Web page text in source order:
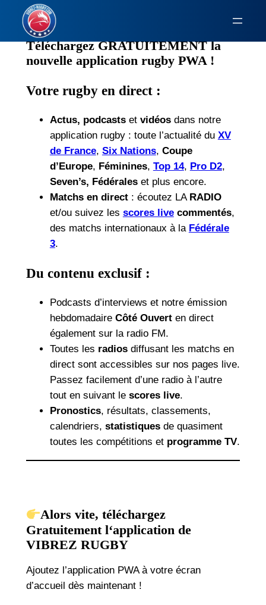
Aller
contenuTéléchargez GRATUITEMENT la
nouvelle application rugby PWA !
Votre rugby en direct :
Actus, podcasts etvidéosdans notre
application rugby : toute l’actualité du XV
de France, Six Nations, Coupe
d’Europe, Féminines, Top 14, Pro D2,
Seven’s, Fédérales et plus encore.
Matchs en direct: écoutez LA RADIO
et/ou suivez les scores livecommentés,
des matchs internationaux à la Fédérale
3.
Du contenu exclusif :
Podcasts d’interviews et notre émission
hebdomadaire Côté Ouverten direct
également sur la radio FM.
Toutes les radiosdiffusant les matchs en
direct sont accessibles sur nos pages live.
Passez facilement d’une radio à l’autre
tout en suivant le scores live.
Pronostics, résultats, classements,
calendriers, statistiquesde quasiment
toutes les compétitions et programme TV.
Alors vite, téléchargez
Gratuitement l‘application de
VIBREZ RUGBY
Ajoutez l’application PWA à votre écran
d’accueil dès maintenant !